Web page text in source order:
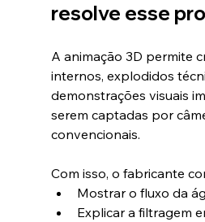
resolve esse
A animação 3D permite
internos, explodidos
demonstrações visuais
serem captadas por
convencionais.
Com isso, o fabricante
Mostrar o fluxo da
Explicar a filtragem